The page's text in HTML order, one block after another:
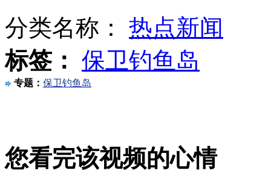
日本右翼侮辱韩国国旗视频曝光
日本两名非法登岛者将被移交警方
山西运城恶犬咬伤多人 警民合力深夜将其击毙
分类名称： 热点新闻
标签： 保卫钓鱼岛
专题： 保卫钓鱼岛
您看完该视频的心情